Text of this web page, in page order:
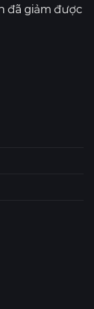
đã giảm được